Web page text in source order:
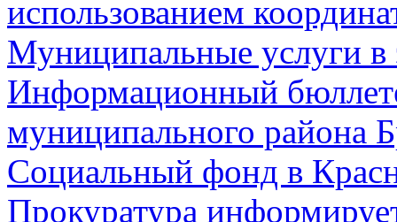
использованием
Муниципальные услуги в
Информационный
муниципального района
Социальный фонд в
Прокуратура